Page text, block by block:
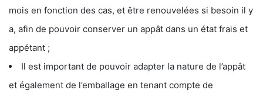
mois en fonction des cas, et être renouvelées si besoin il y
a, afin de pouvoir conserver un appât dans un état frais et
appétant ;
Il est important de pouvoir adapter la nature de l’appât
et également de l’emballage en tenant compte de